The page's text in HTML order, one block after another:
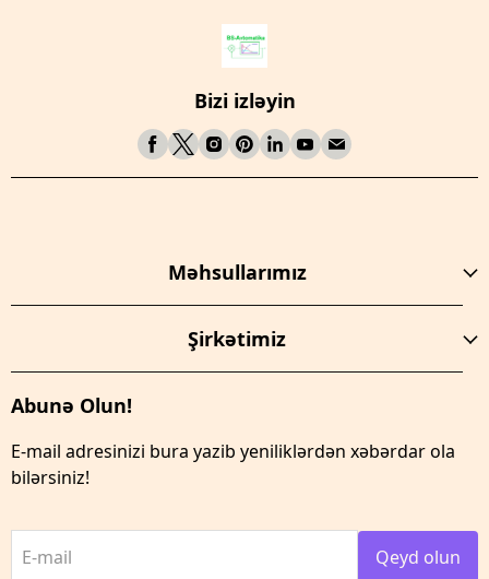
Bizi izləyin
Məhsullarımız
Şirkətimiz
Abunə Olun!
E-mail adresinizi bura yazib yeniliklərdən xəbərdar ola
bilərsiniz!
E-mail Qeyd olun